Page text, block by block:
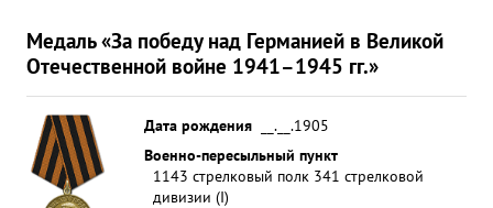
Медаль «За победу над Германией в Великой
Отечественной войне 1941–1945 гг.»
Дата рождения
__.__.1905
Военно-пересыльный пункт
1143 стрелковый полк 341 стрелковой
дивизии (I)